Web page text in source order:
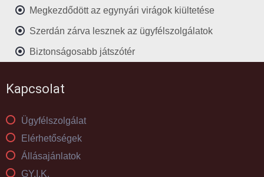
Megkezdődött az egynyári virágok kiültetése
Szerdán zárva lesznek az ügyfélszolgálatok
Biztonságosabb játszótér
Kapcsolat
Ügyfélszolgálat
Elérhetőségek
Állásajánlatok
GY.I.K.